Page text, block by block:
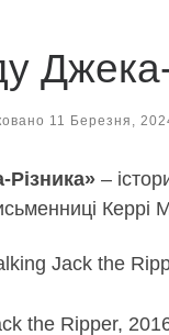
11 Березня,
Різника» –
Керрі
Jack the
the Ripper,